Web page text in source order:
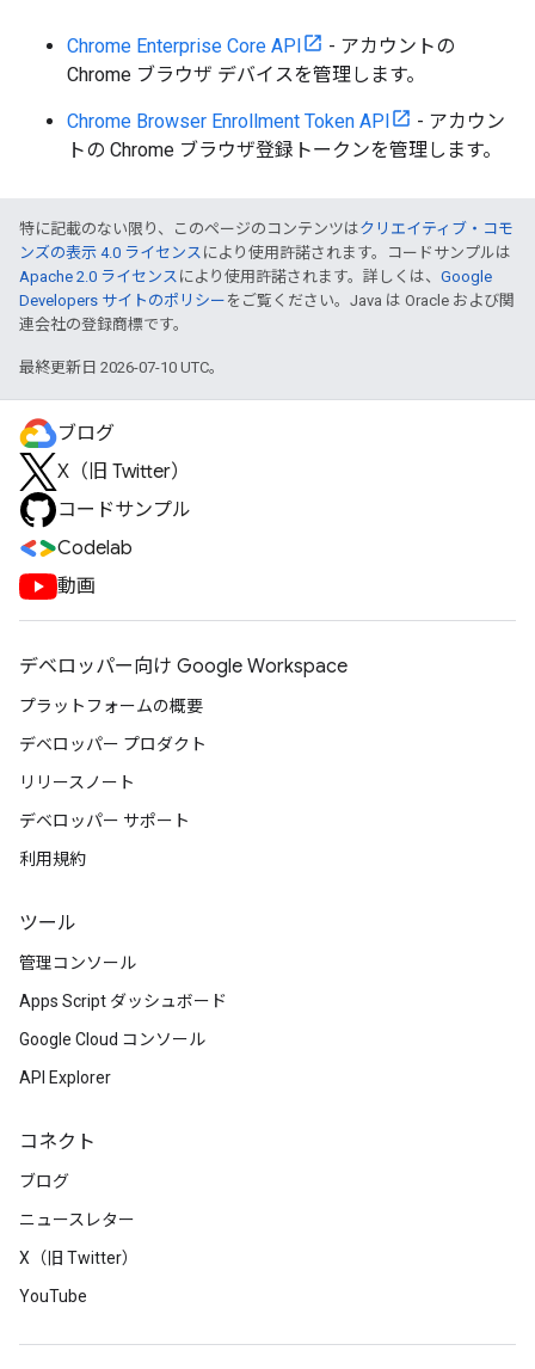
Chrome Enterprise Core API
- アカウントの
Chrome ブラウザ デバイスを管理します。
Chrome Browser Enrollment Token API
- アカウン
トの Chrome ブラウザ登録トークンを管理します。
特に記載のない限り、このページのコンテンツはクリエイティブ・コモ
ンズの表示 4.0 ライセンス により使用許諾されます。コードサンプルは
Apache 2.0 ライセンス により使用許諾されます。詳しくは、 Google
Developers サイトのポリシー をご覧ください。Java は Oracle および関
連会社の登録商標です。
最終更新日 2026-07-10 UTC。
ブログ
X（旧 Twitter）
コードサンプル
Codelab
動画
デベロッパー向け Google Workspace
プラットフォームの概要
デベロッパー プロダクト
リリースノート
デベロッパー サポート
利用規約
ツール
管理コンソール
Apps Script ダッシュボード
Google Cloud コンソール
API Explorer
コネクト
ブログ
ニュースレター
X（旧 Twitter）
YouTube